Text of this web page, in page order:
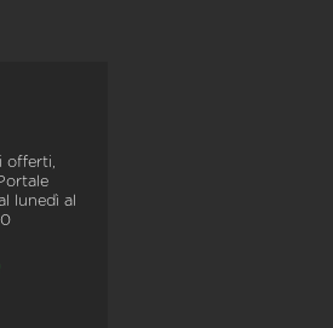
offerti,
lunedì al